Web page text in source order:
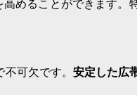
高めることができます。
不可欠です。安定した広